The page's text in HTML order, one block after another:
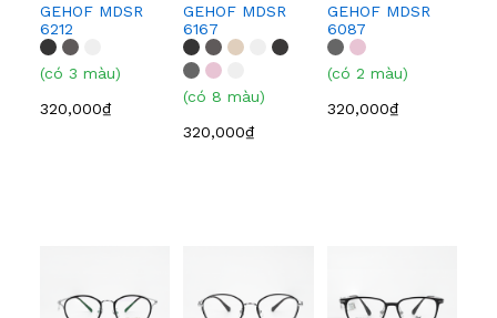
GEHOF MDSR
6212
(có 3 màu)
320,000₫
GEHOF MDSR
6167
(có 8 màu)
320,000₫
GEHOF MDSR
6087
(có 2 màu)
320,000₫